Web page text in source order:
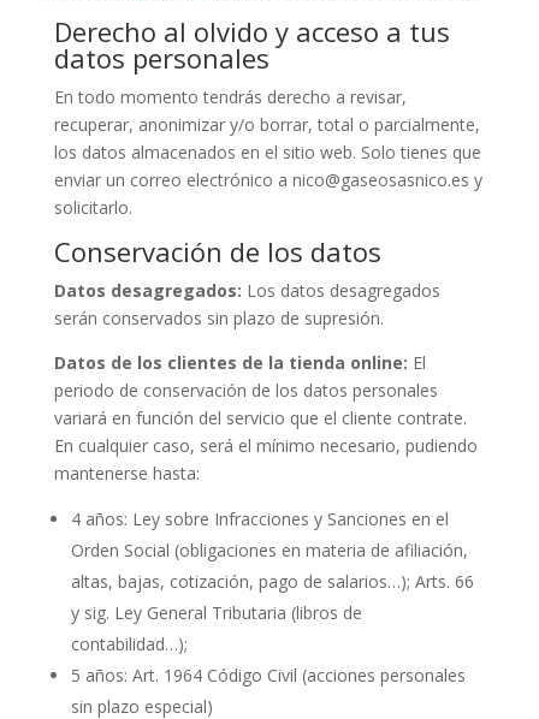
Derecho al olvido y acceso a tus
datos personales
En todo momento tendrás derecho a revisar,
recuperar, anonimizar y/o borrar, total o parcialmente,
los datos almacenados en el sitio web. Solo tienes que
enviar un correo electrónico a nico@gaseosasnico.es y
solicitarlo.
Conservación de los datos
Datos desagregados: Los datos desagregados
serán conservados sin plazo de supresión.
Datos de los clientes de la tienda online: El
periodo de conservación de los datos personales
variará en función del servicio que el cliente contrate.
En cualquier caso, será el mínimo necesario, pudiendo
mantenerse hasta:
4 años: Ley sobre Infracciones y Sanciones en el
Orden Social (obligaciones en materia de afiliación,
altas, bajas, cotización, pago de salarios…); Arts. 66
y sig. Ley General Tributaria (libros de
contabilidad…);
5 años: Art. 1964 Código Civil (acciones personales
sin plazo especial)